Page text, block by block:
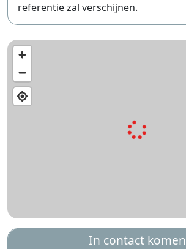
referentie zal verschijnen.
In contact komen